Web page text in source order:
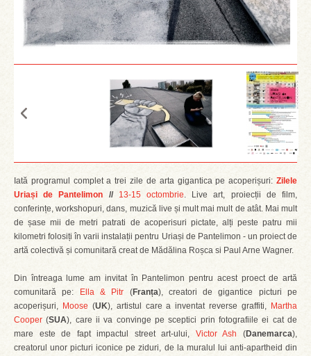
Iată programul complet a trei zile de arta gigantica pe acoperișuri: Zilele
Uriași de Pantelimon // 13-15 octombrie. Live art, proiecții de film,
conferințe, workshopuri, dans, muzică live și mult mai mult de atât. Mai mult
de șase mii de metri patrati de acoperisuri pictate, alți peste patru mii
kilometri folosiți în varii instalații pentru Uriași de Pantelimon - un proiect de
artă colectivă și comunitară creat de Mădălina Roșca si Paul Arne Wagner.
Din întreaga lume am invitat în Pantelimon pentru acest proect de artă
comunitară pe:
Ella & Pitr (Franța), creatori de gigantice picturi pe
acoperișuri, Moose(UK), artistul care a inventat reverse graffiti, Martha
Cooper (SUA), care ii va convinge pe sceptici prin fotografiile ei cat de
mare este de fapt impactul street art-ului, Victor Ash (Danemarca),
creatorul unor picturi iconice pe ziduri, de la muralul lui anti-apartheid din